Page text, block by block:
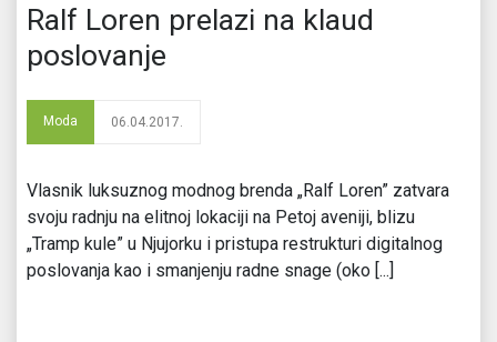
Ralf Loren prelazi na klaud
poslovanje
Moda 06.04.2017.
Vlasnik luksuznog modnog brenda „Ralf Loren” zatvara
svoju radnju na elitnoj lokaciji na Petoj aveniji, blizu
„Tramp kule” u Njujorku i pristupa restrukturi digitalnog
poslovanja kao i smanjenju radne snage (oko [...]